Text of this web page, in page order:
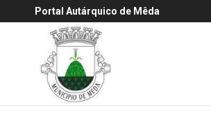
Portal Autárquico de Mêda